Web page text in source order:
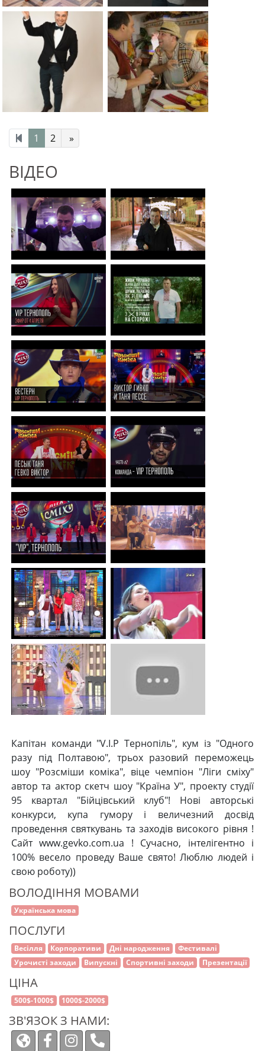
1 2 »
ВІДЕО
Капітан команди "V.I.P Тернопіль", кум із "Одного
разу під Полтавою", трьох разовий переможець
шоу "Розсміши коміка", віце чемпіон "Ліги сміху"
автор та актор скетч шоу "Країна У", проекту студії
95 квартал "Бійцівський клуб"! Нові авторські
конкурси, купа гумору і величезний досвід
проведення святкувань та заходів високого рівня !
Сайт www.gevko.com.ua ! Сучасно, інтелігентно і
100% весело проведу Ваше свято! Люблю людей і
свою роботу))
ВОЛОДІННЯ МОВАМИ
Українська мова
ПОСЛУГИ
Весілля Корпоративи Дні народження
Фестивалі
Урочисті заходи
Випускні Спортивні заходи Презентації
ЦІНА
500$-1000$ 1000$-2000$
ЗВ'ЯЗОК З НАМИ: